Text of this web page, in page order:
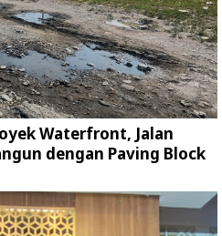
Waterfront, Jalan
dengan Paving Block